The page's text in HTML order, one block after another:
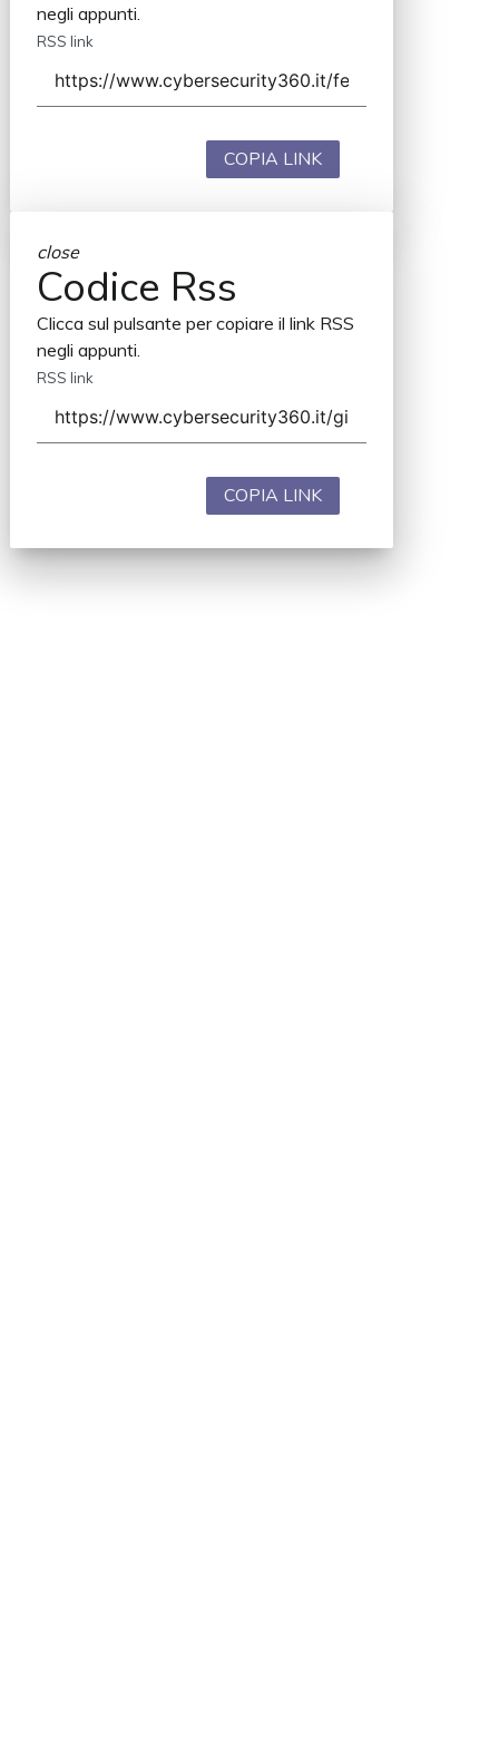
negli appunti.
RSS link
COPIA LINK
close
Codice Rss
Clicca sul pulsante per copiare il link RSS
negli appunti.
RSS link
COPIA LINK